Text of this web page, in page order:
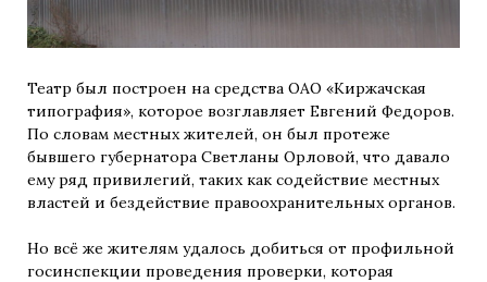
Театр был построен на средства ОАО «Киржачская
типография», которое возглавляет Евгений Федоров.
По словам местных жителей, он был протеже
бывшего губернатора Светланы Орловой, что давало
ему ряд привилегий, таких как содействие местных
властей и бездействие правоохранительных органов.
Но всё же жителям удалось добиться от профильной
госинспекции проведения проверки, которая